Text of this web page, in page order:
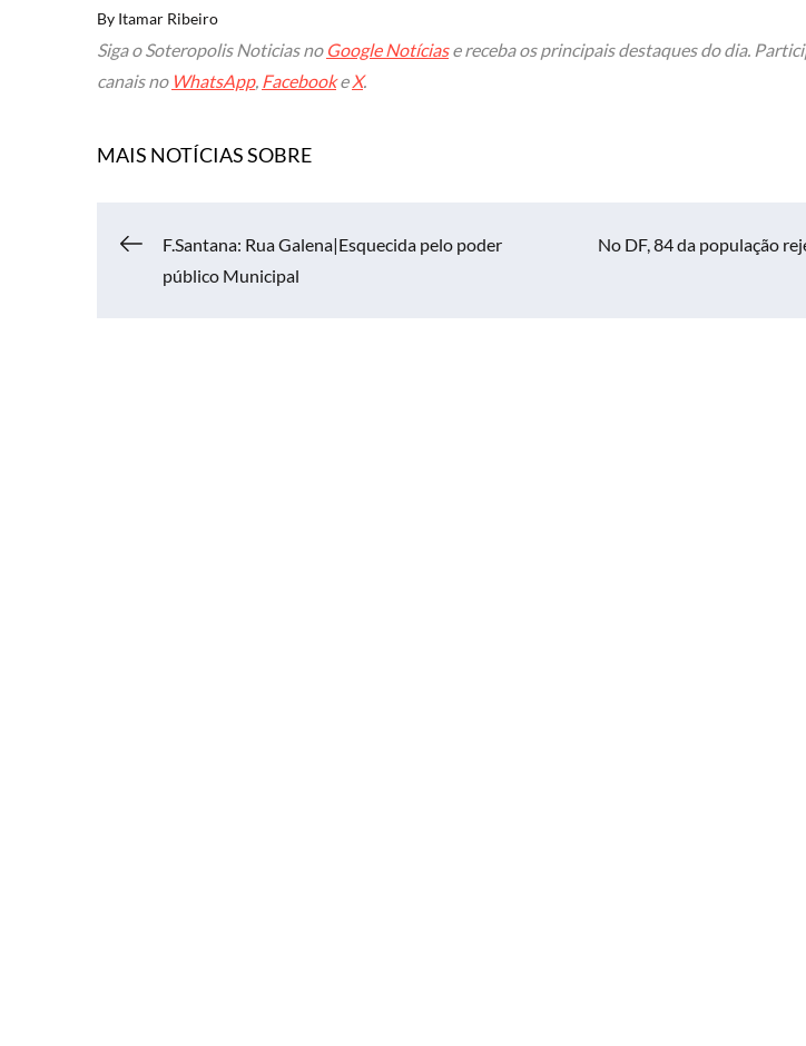
By Itamar Ribeiro
Siga o Soteropolis Noticias no Google Notíciase receba os principais destaques do dia.
canais no WhatsApp, FacebookeX.
MAIS NOTÍCIAS SOBRE
Navegação
F.Santana: Rua Galena|Esquecida pelo poder
público Municipal
No DF, 84 da população